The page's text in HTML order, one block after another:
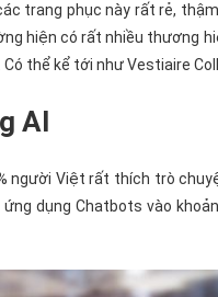
trang phục này rất rẻ,
hiện có rất nhiều thương
thể kể tới như Vestiaire
Al
người Việt rất thích trò
dụng Chatbots vào